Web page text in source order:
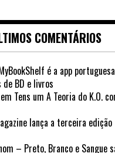
COMENTÁRIOS
é a app
BD e livros
em Tens um A Teoria do K.O.
lança a terceira
– Preto, Branco e Sangue